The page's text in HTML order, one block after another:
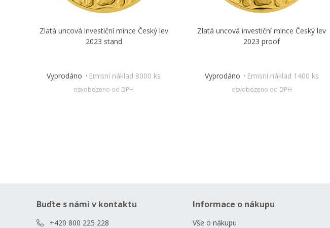
Zlatá uncová investiční mince Český lev
2023 stand
Vyprodáno Emisní náklad 8000 ks
osvobozeno od DPH
Zlatá uncová investiční mince Český lev
2023 proof
Vyprodáno Emisní náklad 1400 ks
osvobozeno od DPH
Buďte s námi v kontaktu
+420 800 225 228
Informace o nákupu
Vše o nákupu